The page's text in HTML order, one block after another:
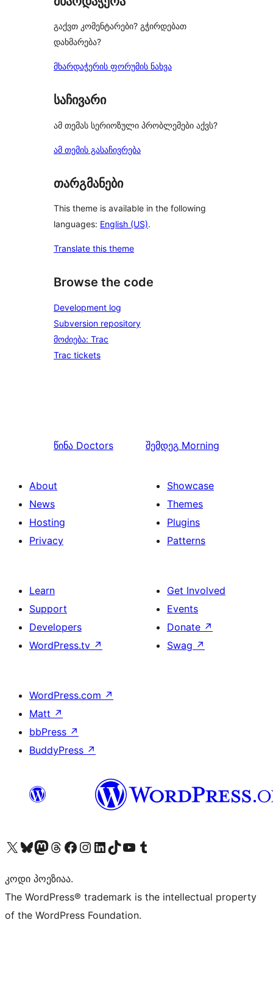
გაქვთ კომენტარები? გჭირდებათ
დახმარება?
მხარდაჭერის ფორუმის ნახვა
საჩივარი
ამ თემას სერიოზული პრობლემები აქვს?
ამ თემის გასაჩივრება
თარგმანები
This theme is available in the following
languages: English (US).
Translate this theme
Browse the code
Development log
Subversion repository
მოძიება: Trac
Trac tickets
წინა Doctors შემდეგ Morning
About
News
Hosting
Privacy
Showcase
Themes
Plugins
Patterns
Learn
Support
Developers
WordPress.tv ↗
Get Involved
Events
Donate ↗
Swag ↗
WordPress.com ↗
Matt ↗
bbPress ↗
BuddyPress ↗
Visit our X (formerly Twitter) account
Visit our Bluesky account
Visit our Mastodon account
Visit our Threads account
Visit our Facebook page
Visit our Instagram account
Visit our LinkedIn account
Visit our TikTok account
Visit our YouTube channel
Visit our Tumblr account
კოდი პოეზიაა.
The WordPress® trademark is the intellectual property
of the WordPress Foundation.